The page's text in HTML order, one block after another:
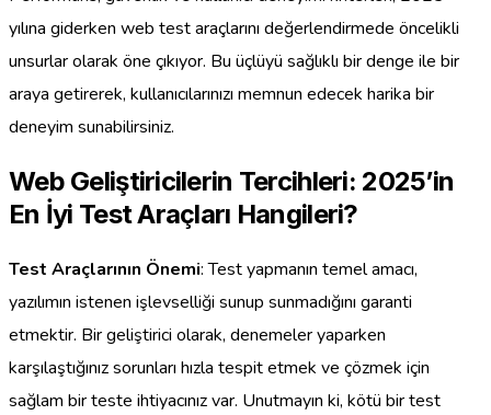
yılına giderken web test araçlarını değerlendirmede öncelikli
unsurlar olarak öne çıkıyor. Bu üçlüyü sağlıklı bir denge ile bir
araya getirerek, kullanıcılarınızı memnun edecek harika bir
deneyim sunabilirsiniz.
Web Geliştiricilerin Tercihleri: 2025’in
En İyi Test Araçları Hangileri?
Test Araçlarının Önemi: Test yapmanın temel amacı,
yazılımın istenen işlevselliği sunup sunmadığını garanti
etmektir. Bir geliştirici olarak, denemeler yaparken
karşılaştığınız sorunları hızla tespit etmek ve çözmek için
sağlam bir teste ihtiyacınız var. Unutmayın ki, kötü bir test